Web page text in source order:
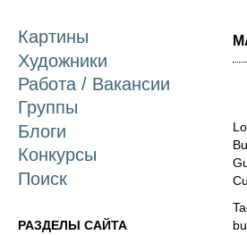
Картины
Художники
Работа / Вакансии
Группы
Блоги
Конкурсы
Поиск
РАЗДЕЛЫ САЙТА